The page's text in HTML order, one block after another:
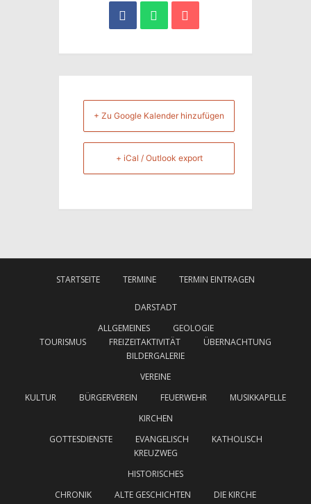
+ Zu Google Kalender hinzufügen
+ iCal / Outlook export
STARTSEITE TERMINE TERMIN EINTRAGEN
DARSTADT
ALLGEMEINES
GEOLOGIE
TOURISMUS
FREIZEITAKTIVITÄT
ÜBERNACHTUNG
BILDERGALERIE
VEREINE
KULTUR
BÜRGERVEREIN FEUERWEHR
MUSIKKAPELLE
KIRCHEN
GOTTESDIENSTE
EVANGELISCH
KATHOLISCH
KREUZWEG
HISTORISCHES
CHRONIK
ALTE GESCHICHTEN
DIE KIRCHE